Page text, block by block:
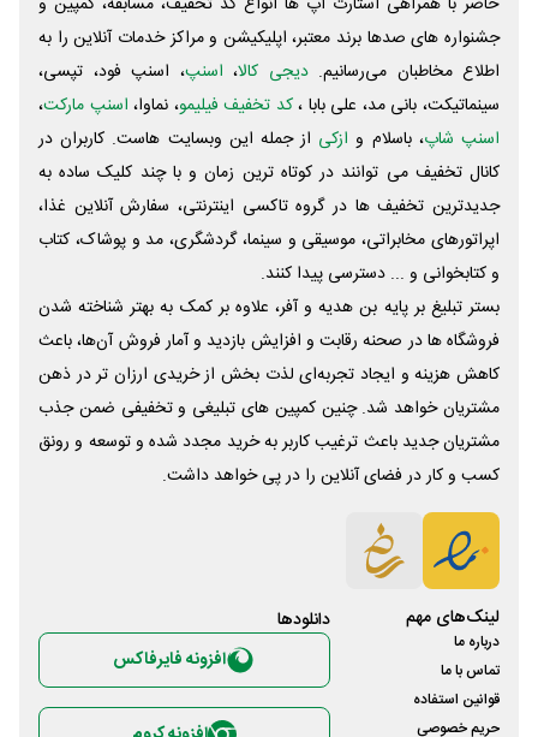
جشنواره های صدها برند معتبر، اپلیکیشن و مراکز خدمات آنلاین را به
اطلاع مخاطبان می‌رسانیم. دیجی کالا، اسنپ، اسنپ فود، تپسی،
سینماتیکت، بانی مد، علی‌ بابا ،کد تخفیف فیلیمو، نماوا، اسنپ مارکت،
اسنپ شاپ، باسلام و ازکی از جمله این وبسایت ‌هاست. کاربران در
کانال تخفیف می توانند در کوتاه ترین زمان و با چند کلیک ساده به
جدیدترین تخفیف ها در گروه تاکسی اینترنتی، سفارش آنلاین غذا،
اپراتورهای مخابراتی، موسیقی و سینما، گردشگری، مد و پوشاک، کتاب
و کتابخوانی و ... دسترسی پیدا کنند.
بستر تبلیغ بر پایه بن هدیه و آفر، علاوه بر کمک به بهتر شناخته شدن
فروشگاه ها در صحنه رقابت و افزایش بازدید و آمار فروش آن‌ها، باعث
کاهش هزینه و ایجاد تجربه‌ای لذت بخش از خریدی ارزان تر در ذهن
مشتریان خواهد شد. چنین کمپین های تبلیغی و تخفیفی ضمن جذب
مشتریان جدید باعث ترغیب کاربر به خرید مجدد شده و توسعه و رونق
کسب و کار در فضای آنلاین را در پی خواهد داشت.
لینک‌های مهم
درباره ما
تماس با ما
قوانین استفاده
حریم خصوصی
دانلود‌ها
افزونه فایرفاکس